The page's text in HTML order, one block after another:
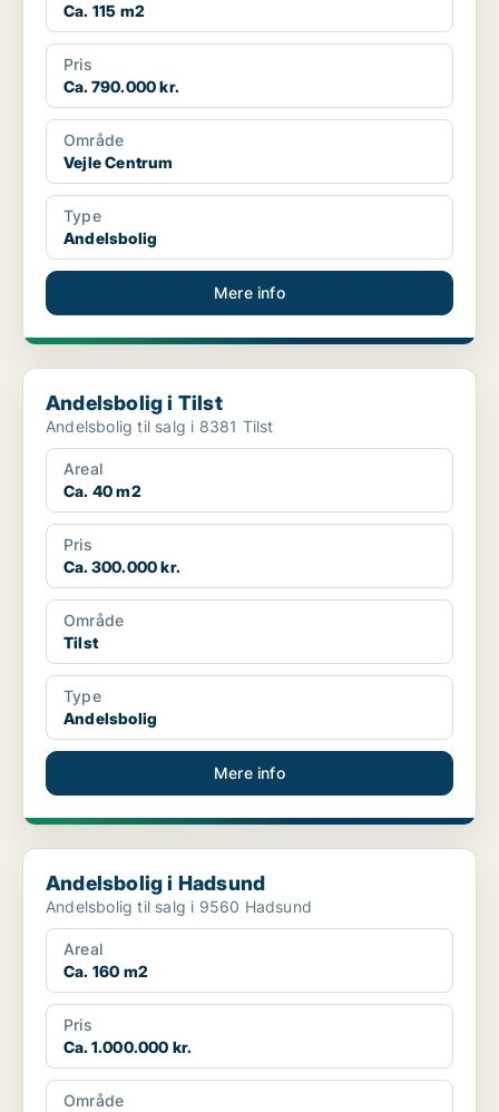
Ca. 115 m2
Pris
Ca. 790.000 kr.
Område
Vejle Centrum
Type
Andelsbolig
Mere info
Andelsbolig i Tilst
Andelsbolig i Tilst
Andelsbolig til salg i 8381 Tilst
Areal
Ca. 40 m2
Pris
Ca. 300.000 kr.
Område
Tilst
Type
Andelsbolig
Mere info
Andelsbolig i Hadsund
Andelsbolig i Hadsund
Andelsbolig til salg i 9560 Hadsund
Areal
Ca. 160 m2
Pris
Ca. 1.000.000 kr.
Område